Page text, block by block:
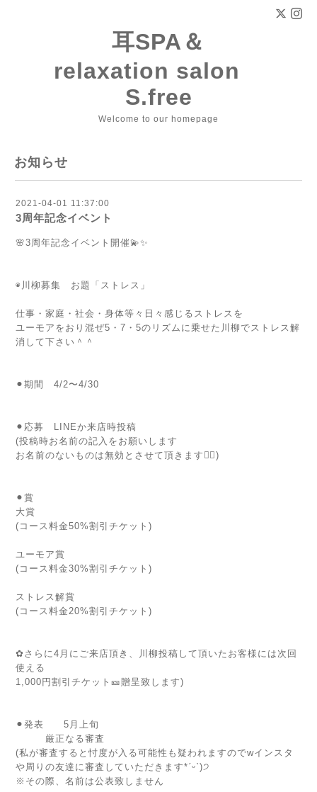
耳SPA＆
relaxation salon
S.free
Welcome to our homepage
お知らせ
2021-04-01 11:37:00
3周年記念イベント
🌸3周年記念イベント開催💫✨
◉川柳募集 お題「ストレス」
仕事・家庭・社会・身体等々日々感じるストレスを
ユーモアをおり混ぜ5・7・5のリズムに乗せた川柳でストレス解
消して下さい＾＾
⚫︎期間 4/2〜4/30
⚫︎応募 LINEか来店時投稿
(投稿時お名前の記入をお願いします
お名前のないものは無効とさせて頂きます🙇‍♀️)
⚫︎賞
大賞
(コース料金50%割引チケット)
ユーモア賞
(コース料金30%割引チケット)
ストレス解賞
(コース料金20%割引チケット)
✿︎さらに4月にご来店頂き、川柳投稿して頂いたお客様には次回
使える
1,000円割引チケット🎫贈呈致します)
⚫︎発表 5月上旬
厳正なる審査
(私が審査すると忖度が入る可能性も疑われますのでwインスタ
や周りの友達に審査していただきます*ˊᵕˋ)੭
※その際、名前は公表致しません